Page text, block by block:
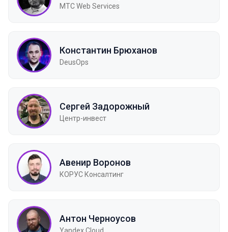
MTС Web Services
Константин Брюханов
DeusOps
Сергей Задорожный
Центр-инвест
Авенир Воронов
КОРУС Консалтинг
Антон Черноусов
Yandex Cloud